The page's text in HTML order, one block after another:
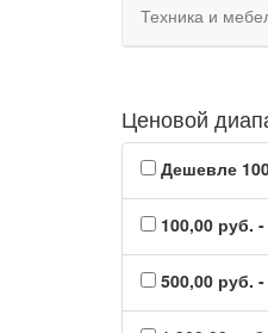
Техника и
Ценовой
Дешевле
100,00 руб.
500,00 руб.